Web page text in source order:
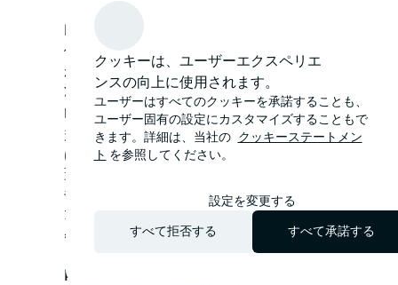
内藤
供給が増加しているにも関わらず、空室率
が非常に低位に保たれていますが、この状
況はしばらく続きそうですか？
山口 ：2024年は単年で見ると過去最多の新
規供給量でした。これを受けて当初空室率
は大きく上昇すると考えていたのですが、
蓋を開けると空室率は4％台（2024年第4四
半期末時点）と小幅な上昇にとどまりまし
た。多くの投資家が大量供給に対する警戒
感を強めていたのですが、完全に払しょく
されたというのが最新の見方です。
内藤
クッキーは、ユーザーエクスペリエ
ンスの向上に使用されます。
ユーザーはすべてのクッキーを承諾することも、
ユーザー固有の設定にカスタマイズすることもで
きます。詳細は、当社の クッキーステートメン
ト を参照してください。
設定を変更する
すべて拒否する
すべて承諾する